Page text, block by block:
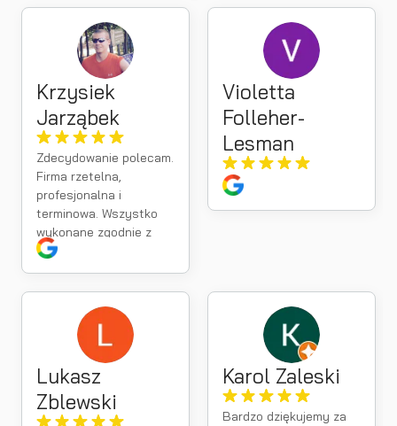
Krzysiek
Jarząbek
Zdecydowanie polecam.
Firma rzetelna,
profesjonalna i
terminowa. Wszystko
wykonane zgodnie z
umową, a kontakt na
najwyższym poziomie.
Violetta
Folleher-
Lesman
Lukasz
Zblewski
Karol Zaleski
Bardzo dziękujemy za